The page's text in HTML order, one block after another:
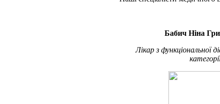
Бабич Ніна
Лікар з функціональної